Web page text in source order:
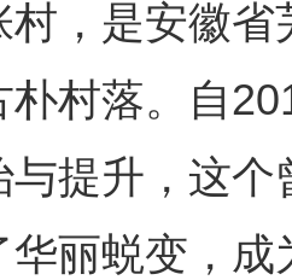
是安徽省
朴村落。自
与提升，这
华丽蜕变，